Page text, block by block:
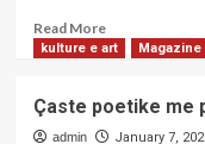
Read MoreRead
more
e
ish
kulture e art Magazine
Çaste poetike me
admin January 7,